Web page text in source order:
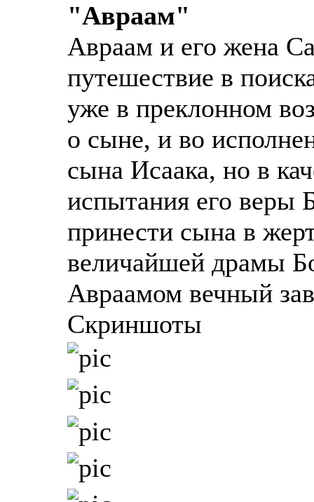
"Авраам"
Авраам и его жена
путешествие в
уже в преклонном
о сыне, и во
сына Исаака, но в
испытания его веры
принести сына в
величайшей драмы
Авраамом вечный
Скриншоты